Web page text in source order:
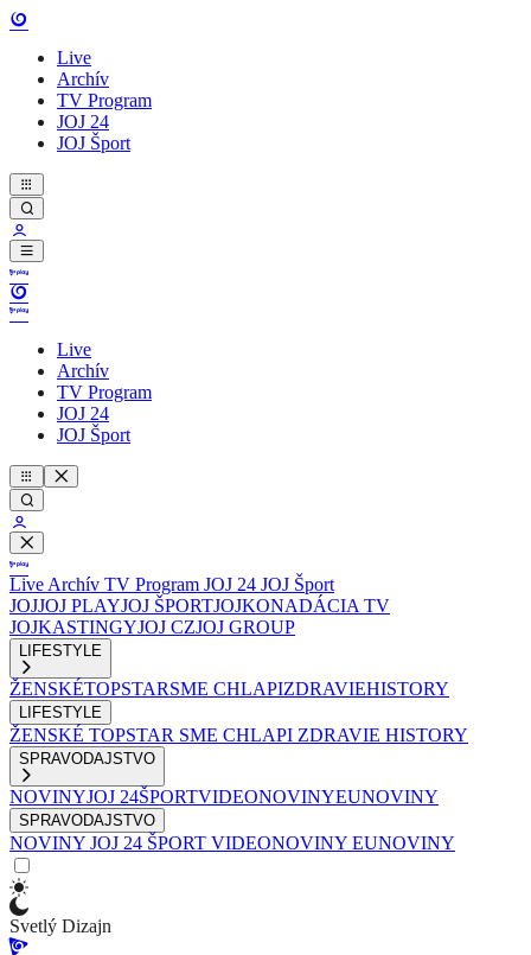
Live
Archív
TV Program
JOJ 24
JOJ Šport
Live
Archív
TV Program
JOJ 24
JOJ Šport
Live Archív TV Program JOJ 24 JOJ Šport
JOJJOJ PLAYJOJ ŠPORTJOJKONADÁCIA TV
JOJKASTINGYJOJ CZJOJ GROUP
LIFESTYLE
ŽENSKÉTOPSTARSME CHLAPIZDRAVIEHISTORY
LIFESTYLE
ŽENSKÉ TOPSTAR SME CHLAPI ZDRAVIE HISTORY
SPRAVODAJSTVO
NOVINYJOJ 24ŠPORTVIDEONOVINYEUNOVINY
SPRAVODAJSTVO
NOVINY JOJ 24 ŠPORT VIDEONOVINY EUNOVINY
Svetlý Dizajn